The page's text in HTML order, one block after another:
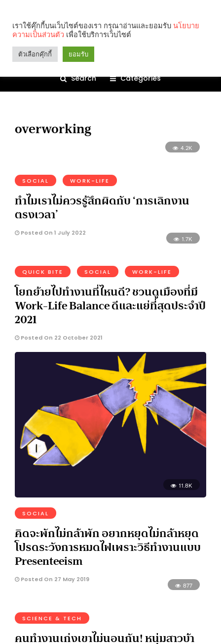
Search Categories
overworking
4.2K
SOCIAL WORK-LIFE
ทำไมเราไม่ควรรู้สึกผิดกับ ‘การเลิกงาน
ตรงเวลา’
Posted On 1 July 2022
1.7K
QUICK BITE SOCIAL WORK-LIFE
โยกย้ายไปทำงานที่ไหนดี? ชวนดูเมืองที่มี
Work-Life Balance ดีและแย่ที่สุดประจำปี
2021
Posted On 22 October 2021
11.8K
SOCIAL
คิดจะพักไม่กล้าพัก อยากหยุดไม่กล้าหยุด
โปรดระวังการหมดไฟเพราะวิธีทำงานแบบ
Presenteeism
Posted On 27 May 2019
877
SCIENCE & TECH
คนทำงานเก่งเขาไม่นอนกัน! หนุ่มสาวบ้า
เราใช้คุ๊กกี้บนเว็บไซต์ของเรา กรุณาอ่านและยอมรับ นโยบาย
ความเป็นส่วนตัว เพื่อใช้บริการเว็บไซต์
ตัวเลือกคุ๊กกี้ ยอมรับ